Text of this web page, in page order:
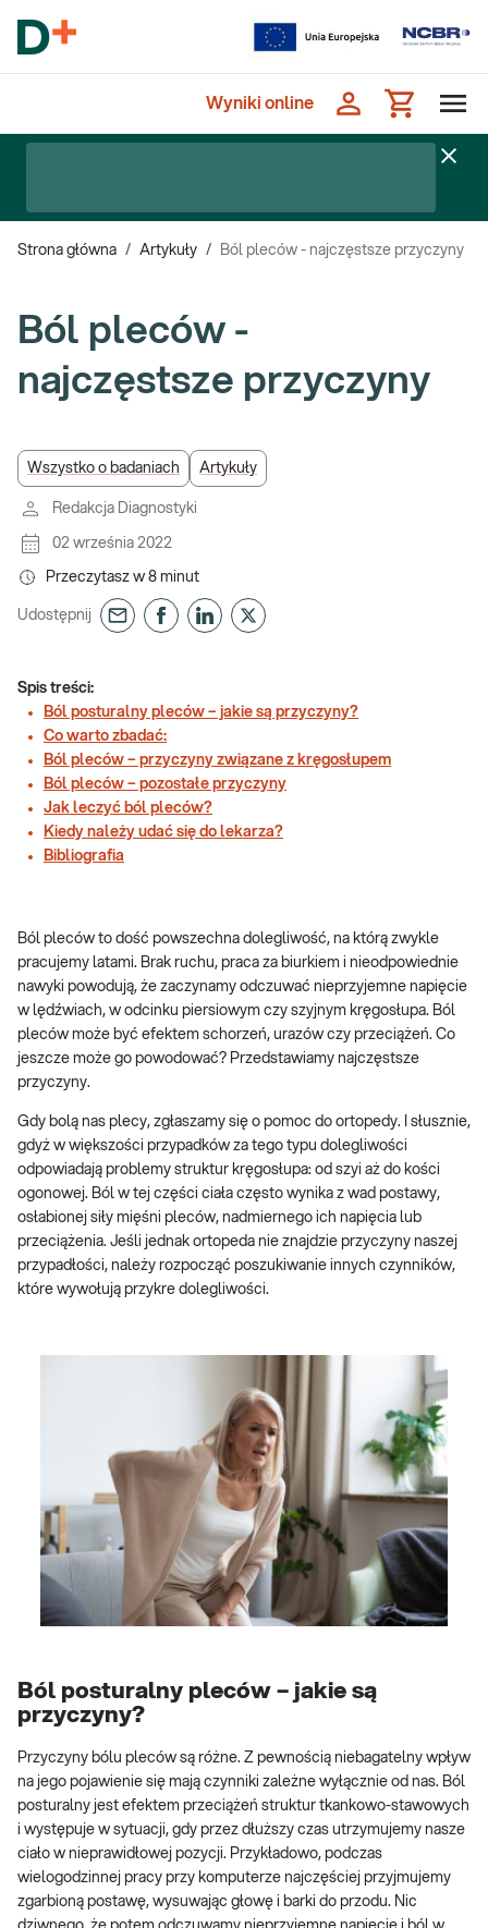
Wyniki online
Strona główna / Artykuły / Ból pleców - najczęstsze przyczyny
Ból pleców -
najczęstsze przyczyny
Wszystko o badaniach Artykuły
Redakcja Diagnostyki
02 września 2022
Przeczytasz w 8 minut
Udostępnij
Spis treści:
Ból posturalny pleców – jakie są przyczyny?
Co warto zbadać:
Ból pleców – przyczyny związane z kręgosłupem
Ból pleców – pozostałe przyczyny
Jak leczyć ból pleców?
Kiedy należy udać się do lekarza?
Bibliografia
Ból pleców to dość powszechna dolegliwość, na którą zwykle
pracujemy latami. Brak ruchu, praca za biurkiem i nieodpowiednie
nawyki powodują, że zaczynamy odczuwać nieprzyjemne napięcie
w lędźwiach, w odcinku piersiowym czy szyjnym kręgosłupa. Ból
pleców może być efektem schorzeń, urazów czy przeciążeń. Co
jeszcze może go powodować? Przedstawiamy najczęstsze
przyczyny.
Gdy bolą nas plecy, zgłaszamy się o pomoc do ortopedy. I słusznie,
gdyż w większości przypadków za tego typu dolegliwości
odpowiadają problemy struktur kręgosłupa: od szyi aż do kości
ogonowej. Ból w tej części ciała często wynika z wad postawy,
osłabionej siły mięśni pleców, nadmiernego ich napięcia lub
przeciążenia. Jeśli jednak ortopeda nie znajdzie przyczyny naszej
przypadłości, należy rozpocząć poszukiwanie innych czynników,
które wywołują przykre dolegliwości.
Ból posturalny pleców – jakie są
przyczyny?
Przyczyny bólu pleców są różne. Z pewnością niebagatelny wpływ
na jego pojawienie się mają czynniki zależne wyłącznie od nas. Ból
posturalny jest efektem przeciążeń struktur tkankowo-stawowych
i występuje w sytuacji, gdy przez dłuższy czas utrzymujemy nasze
ciało w nieprawidłowej pozycji. Przykładowo, podczas
wielogodzinnej pracy przy komputerze najczęściej przyjmujemy
zgarbioną postawę, wysuwając głowę i barki do przodu. Nic